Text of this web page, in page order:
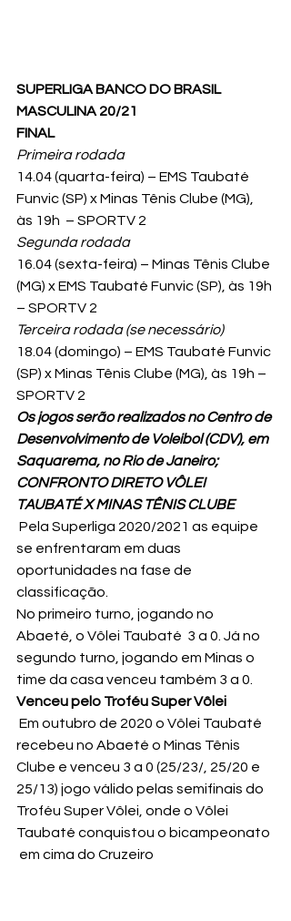
SUPERLIGA BANCO DO BRASIL
MASCULINA 20/21
FINAL
Primeira rodada
14.04 (quarta-feira) – EMS Taubaté
Funvic (SP) x Minas Tênis Clube (MG),
às 19h  – SPORTV 2
Segunda rodada
16.04 (sexta-feira) – Minas Tênis Clube
(MG) x EMS Taubaté Funvic (SP), às 19h
– SPORTV 2
Terceira rodada (se necessário)
18.04 (domingo) – EMS Taubaté Funvic
(SP) x Minas Tênis Clube (MG), às 19h –
SPORTV 2
Os jogos serão realizados no Centro de
Desenvolvimento de Voleibol (CDV), em
Saquarema, no Rio de Janeiro;
CONFRONTO DIRETO VÔLEI
TAUBATÉ X MINAS TÊNIS CLUBE
Pela Superliga 2020/2021 as equipe
se enfrentaram em duas
oportunidades na fase de
classificação.
No primeiro turno, jogando no
Abaeté, o Vôlei Taubaté  3 a 0. Já no
segundo turno, jogando em Minas o
time da casa venceu também 3 a 0.
Venceu pelo Troféu Super Vôlei
recebeu no Abaeté o Minas Tênis
Clube e venceu 3 a 0 (25/23/, 25/20 e
25/13) jogo válido pelas semifinais do
Troféu Super Vôlei, onde o Vôlei
Taubaté conquistou o bicampeonato
em cima do Cruzeiro